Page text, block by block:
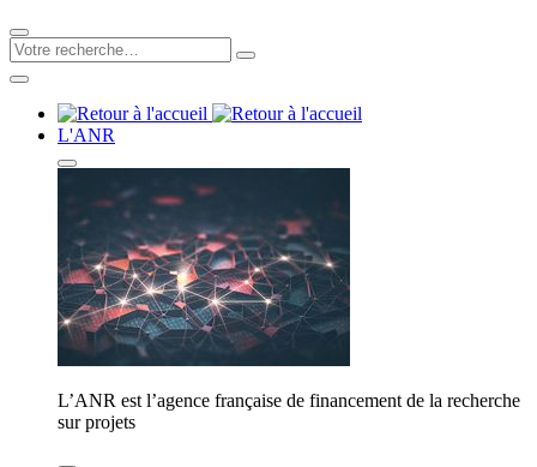
L'ANR
L’ANR est l’agence française de financement de la recherche
sur projets